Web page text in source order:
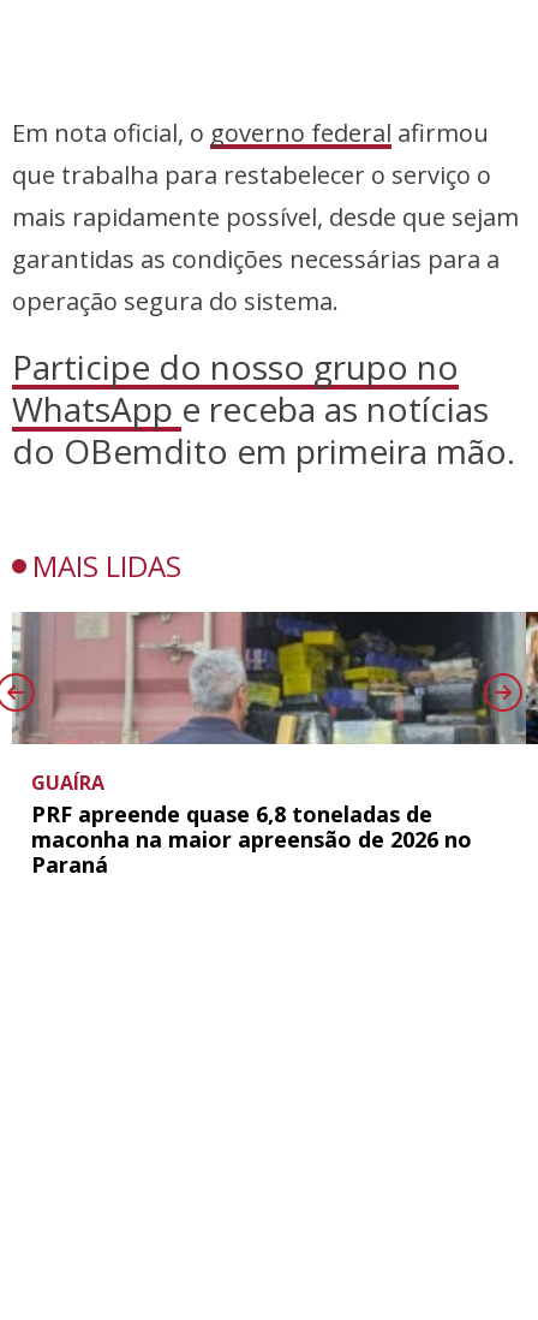
Em nota oficial, o governo federal afirmou
que trabalha para restabelecer o serviço o
mais rapidamente possível, desde que sejam
garantidas as condições necessárias para a
operação segura do sistema.
Participe do nosso grupo no
WhatsApp e receba as notícias
do OBemdito em primeira mão.
MAIS LIDAS
GUAÍRA
PRF apreende quase 6,8 toneladas de
maconha na maior apreensão de 2026 no
Paraná